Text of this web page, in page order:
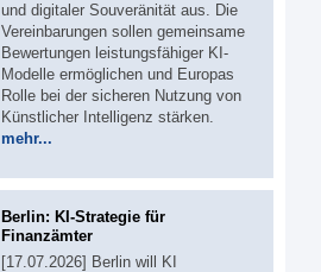
und digitaler Souveränität aus. Die
Vereinbarungen sollen gemeinsame
Bewertungen leistungsfähiger KI-
Modelle ermöglichen und Europas
Rolle bei der sicheren Nutzung von
Künstlicher Intelligenz stärken.
mehr...
Berlin: KI-Strategie für
Finanzämter
[17.07.2026] Berlin will KI